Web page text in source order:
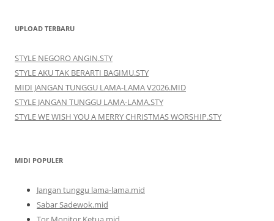
UPLOAD TERBARU
STYLE NEGORO ANGIN.STY
STYLE AKU TAK BERARTI BAGIMU.STY
MIDI JANGAN TUNGGU LAMA-LAMA V2026.MID
STYLE JANGAN TUNGGU LAMA-LAMA.STY
STYLE WE WISH YOU A MERRY CHRISTMAS WORSHIP.STY
MIDI POPULER
Jangan tunggu lama-lama.mid
Sabar Sadewok.mid